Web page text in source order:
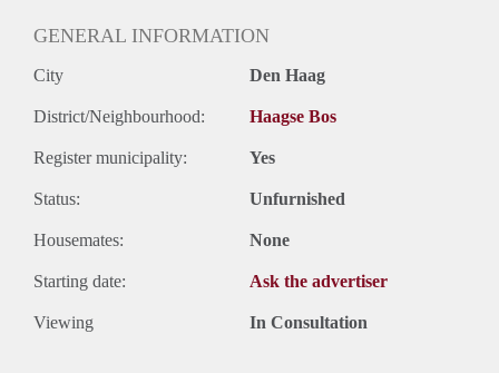
GENERAL INFORMATION
City Den Haag
District/Neighbourhood: Haagse Bos
Register municipality: Yes
Status: Unfurnished
Housemates: None
Starting date: Ask the advertiser
Viewing In Consultation